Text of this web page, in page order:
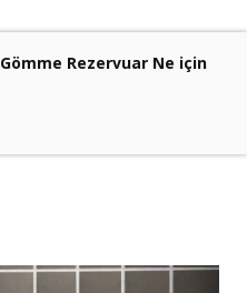
Gömme Rezervuar Ne için